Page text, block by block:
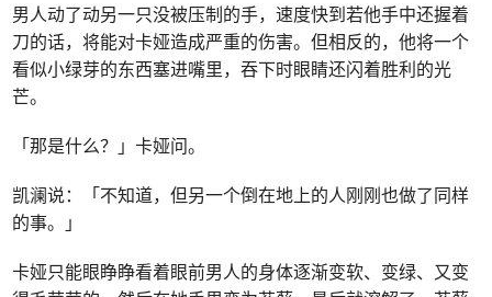
男人动了动另一只没被压制的手，速度快到若他手中还握着
刀的话，将能对卡娅造成严重的伤害。但相反的，他将一个
看似小绿芽的东西塞进嘴里，吞下时眼睛还闪着胜利的光
芒。
「那是什么？」卡娅问。
凯澜说：「不知道，但另一个倒在地上的人刚刚也做了同样
的事。」
卡娅只能眼睁睁看着眼前男人的身体逐渐变软、变绿、又变